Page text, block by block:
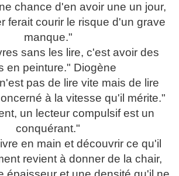
chance d'en avoir une un jour,
ferait courir le risque d'un grave
manque."
sans les lire, c'est avoir des
en peinture." Diogène
pas de lire vite mais de lire
à la vitesse qu'il mérite."
un lecteur compulsif est un
conquérant."
en main et découvrir ce qu'il
revient à donner de la chair,